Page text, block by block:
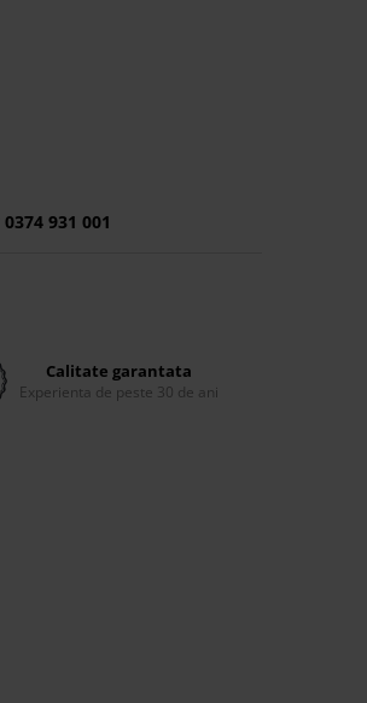
0374 931 001
Calitate garantata
Experienta de peste 30 de ani